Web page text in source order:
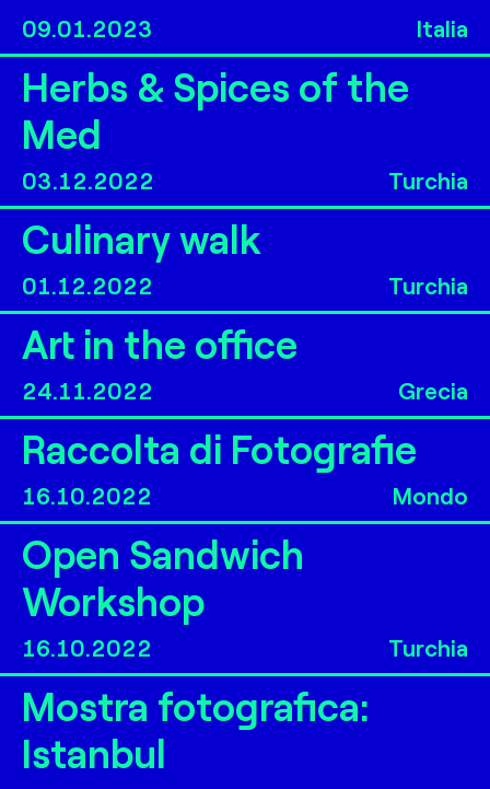
09.01.2023 Italia
Herbs & Spices of the
Med
03.12.2022 Turchia
Culinary walk
01.12.2022 Turchia
Art in the office
24.11.2022 Grecia
Raccolta di Fotografie
16.10.2022 Mondo
Open Sandwich
Workshop
16.10.2022 Turchia
Mostra fotografica:
Istanbul